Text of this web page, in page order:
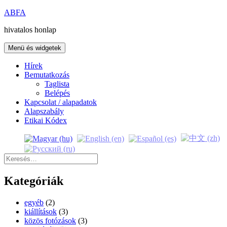
Kilépés
tartalomba
ABFA
hivatalos honlap
Menü és widgetek
Hírek
Bemutatkozás
Taglista
Belépés
Kapcsolat / alapadatok
Alapszabály
Etikai Kódex
Keresés:
Kategóriák
egyéb (2)
kiállítások (3)
közös fotózások (3)